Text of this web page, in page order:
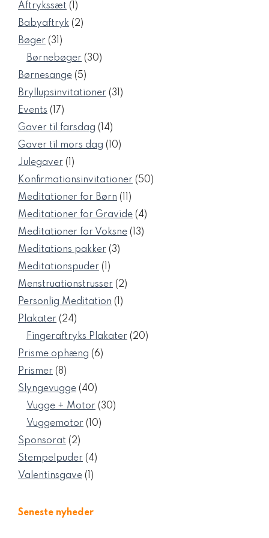
Aftrykssæt 11
vare
Babyaftryk 22
Bøger 3131
varer
Børnebøger 3030
Børnesange 55
varer
Bryllupsinvitationer 3131
Events 1717
varer
Gaver til farsdag 1414
varer
Gaver til mors dag 1010
Julegaver 11
vare
Konfirmationsinvitationer 5050
Meditationer for Børn 1111
varer
Meditationer for Gravide 44
Meditationer for Voksne 1313
Meditations pakker 33
Meditationspuder 11
vare
Menstruationstrusser 22
Personlig Meditation 11
Plakater 2424
varer
Fingeraftryks Plakater 2020
Prisme ophæng 66
Prismer 88
varer
Slyngevugge 4040
varer
Vugge + Motor 3030
Vuggemotor 1010
Sponsorat 22
varer
Stempelpuder 44
Valentinsgave 11
Seneste nyheder